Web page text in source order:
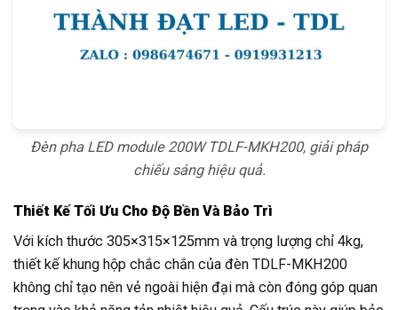
Đèn pha LED module 200W TDLF-MKH200, giải pháp
chiếu sáng hiệu quả.
Thiết Kế Tối Ưu Cho Độ Bền Và Bảo Trì
Với kích thước 305×315×125mm và trọng lượng chỉ 4kg,
thiết kế khung hộp chắc chắn của đèn TDLF-MKH200
không chỉ tạo nên vẻ ngoài hiện đại mà còn đóng góp quan